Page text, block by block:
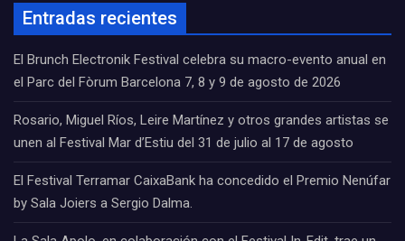
Entradas recientes
El Brunch Electronik Festival celebra su macro-evento anual en
el Parc del Fòrum Barcelona 7, 8 y 9 de agosto de 2026
Rosario, Miguel Ríos, Leire Martínez y otros grandes artistas se
unen al Festival Mar d’Estiu del 31 de julio al 17 de agosto
El Festival Terramar CaixaBank ha concedido el Premio Nenúfar
by Sala Joiers a Sergio Dalma.